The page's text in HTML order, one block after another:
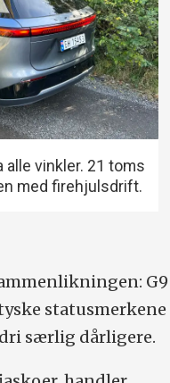
alle vinkler. 21 toms
med firehjulsdrift.
G9
statusmerkene
særlig dårligere.